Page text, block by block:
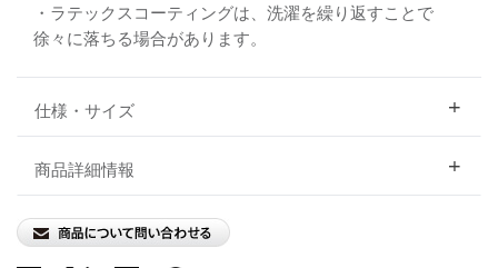
・ラテックスコーティングは、洗濯を繰り返すことで
徐々に落ちる場合があります。
仕様・サイズ
商品詳細情報